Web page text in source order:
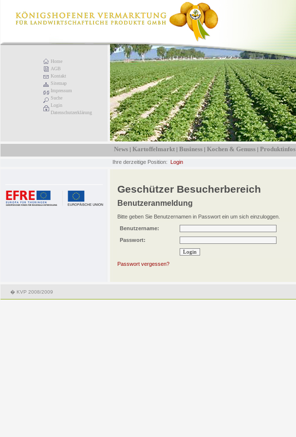
Home
AGB
Kontakt
Sitemap
Impressum
Suche
Login
Datenschutzerklärung
News | Kartoffelmarkt | Business | Kochen & Genuss | Produktinfos
Ihre derzeitige Position: Login
Geschützer Besucherbereich
Benutzeranmeldung
Bitte geben Sie Benutzernamen in Passwort ein um sich einzuloggen.
Benutzername:
Passwort:
Passwort vergessen?
� KVP 2008/2009